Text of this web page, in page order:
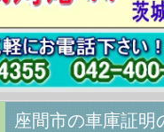
座間市の車庫証明